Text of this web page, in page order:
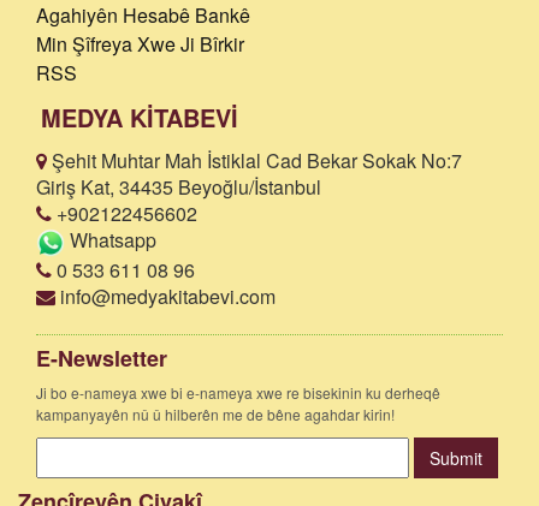
Agahiyên Hesabê Bankê
Min Şîfreya Xwe Ji Bîrkir
RSS
MEDYA KİTABEVİ
Şehit Muhtar Mah İstiklal Cad Bekar Sokak No:7
Giriş Kat, 34435 Beyoğlu/İstanbul
+902122456602
Whatsapp
0 533 611 08 96
info@medyakitabevi.com
E-Newsletter
Ji bo e-nameya xwe bi e-nameya xwe re bisekinin ku derheqê
kampanyayên nû û hilberên me de bêne agahdar kirin!
Submit